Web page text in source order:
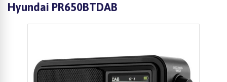
Hyundai PR650BTDAB